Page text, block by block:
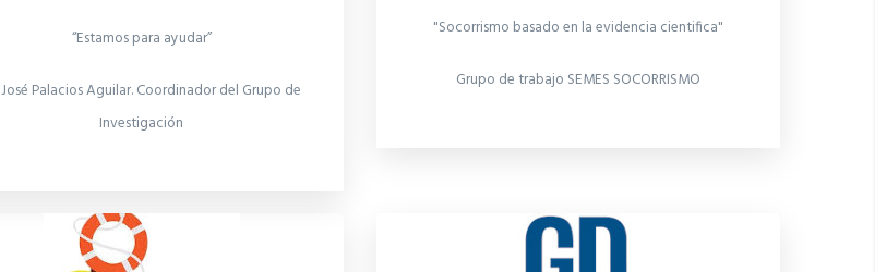
“Estamos para ayudar”
José Palacios Aguilar. Coordinador del Grupo de
Investigación
"Socorrismo basado en la evidencia cientifica"
Grupo de trabajo SEMES SOCORRISMO